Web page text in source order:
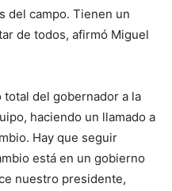
del campo. Tienen un
de todos, afirmó Miguel
del gobernador a la
haciendo un llamado a
Hay que seguir
está en un gobierno
nuestro presidente,